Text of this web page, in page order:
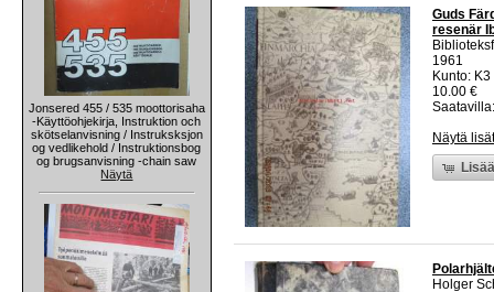
Jonsered 455 / 535 moottorisaha
-Käyttöohjekirja, Instruktion och
skötselanvisning / Instruksksjon
og vedlikehold / Instruktionsbog
og brugsanvisning -chain saw
Näytä
Guds
resenär
1961
Kunto:
10.00 €
Näytä
Holger